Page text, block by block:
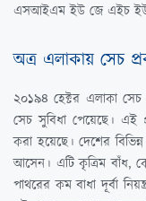
এসআইএম ইউ জে এইচ ইউ
অত্র এলাকায় সেচ
২০১৯৪ হেক্টর এলাকা
সেচ সুবিধা পেয়েছে। এই
করা হয়েছে। দেশের
আসেন। এটি কৃত্রিম বাঁধ,
পাথরের কম বাধা দূর্বা